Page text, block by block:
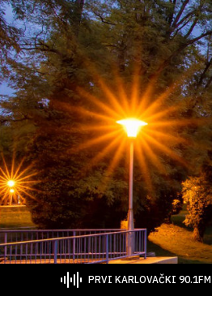
PRVI KARLOVAČKI 90.1FM